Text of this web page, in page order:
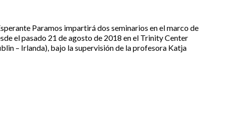
Paramos impartirá dos seminarios en el marco de
el pasado 21 de agosto de 2018 en el Trinity Center
– Irlanda), bajo la supervisión de la profesora Katja